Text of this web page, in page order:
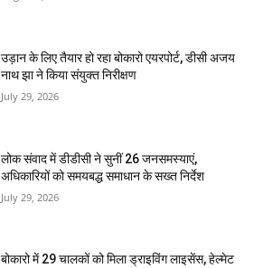
उड़ान के लिए तैयार हो रहा बोकारो एयरपोर्ट, डीसी अजय
नाथ झा ने किया संयुक्त निरीक्षण
July 29, 2026
लोक संवाद में डीडीसी ने सुनीं 26 जनसमस्याएं,
अधिकारियों को समयबद्ध समाधान के सख्त निर्देश
July 29, 2026
बोकारो में 29 चालकों को मिला ड्राइविंग लाइसेंस, हेल्मेट